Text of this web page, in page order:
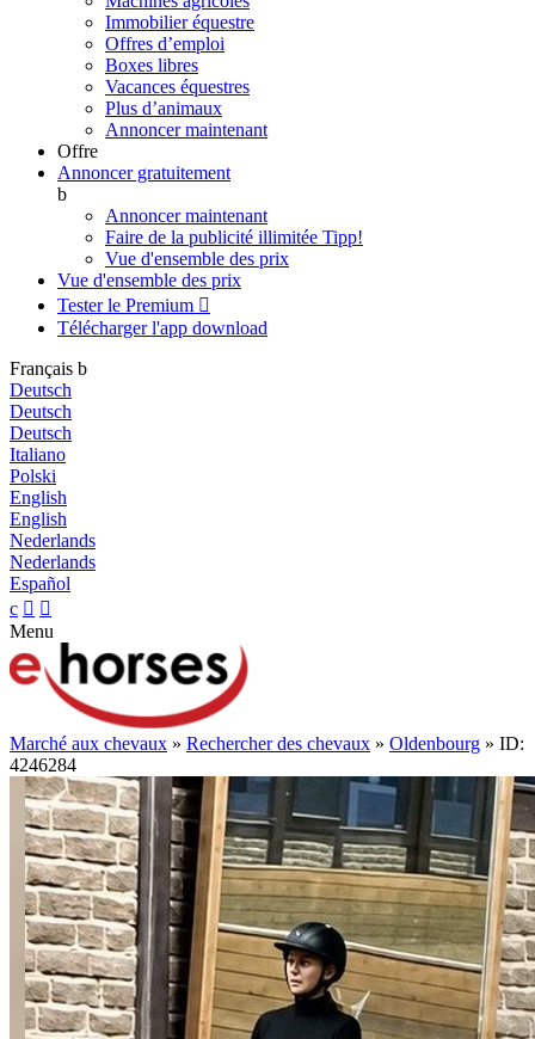
Immobilier équestre
Offres d’emploi
Boxes libres
Vacances équestres
Plus d’animaux
Annoncer maintenant
Offre
Annoncer gratuitement
b
Annoncer maintenant
Faire de la publicité illimitée Tipp!
Vue d'ensemble des prix
Vue d'ensemble des prix
Tester le Premium 
Télécharger l'app download
Français b
Deutsch
Deutsch
Deutsch
Italiano
Polski
English
English
Nederlands
Nederlands
Español
c  
Menu
Marché aux chevaux » Rechercher des chevaux » Oldenbourg » ID:
4246284